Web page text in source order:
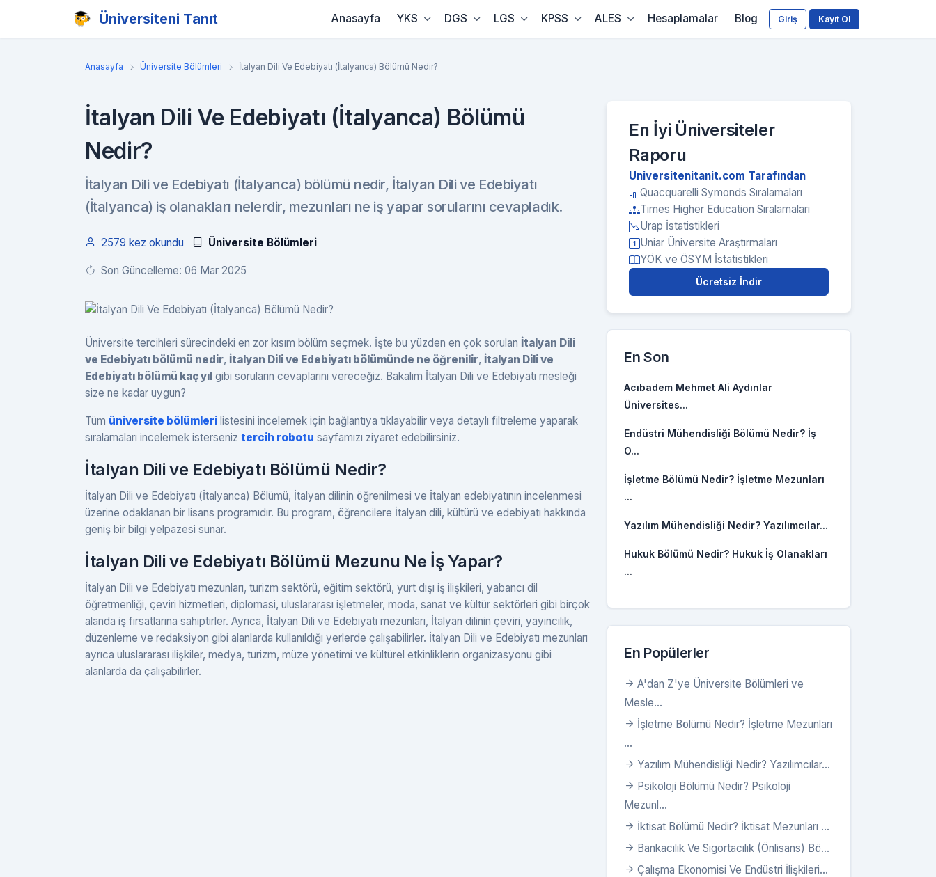
Üniversiteni Tanıt Giriş Kayıt Ol
Anasayfa YKS DGS LGS KPSS ALES Hesaplamalar Blog
Anasayfa Üniversite Bölümleri İtalyan Dili Ve Edebiyatı (İtalyanca) Bölümü Nedir?
İtalyan Dili Ve Edebiyatı (İtalyanca) Bölümü
Nedir?
İtalyan Dili ve Edebiyatı (İtalyanca) bölümü nedir, İtalyan Dili ve Edebiyatı
(İtalyanca) iş olanakları nelerdir, mezunları ne iş yapar sorularını cevapladık.
2579 kez okundu Üniversite Bölümleri
Son Güncelleme: 06 Mar 2025
Üniversite tercihleri sürecindeki en zor kısım bölüm seçmek. İşte bu yüzden en çok sorulan İtalyan Dili
ve Edebiyatı bölümü nedir, İtalyan Dili ve Edebiyatı bölümünde ne öğrenilir, İtalyan Dili ve
Edebiyatı bölümü kaç yıl gibi soruların cevaplarını vereceğiz. Bakalım İtalyan Dili ve Edebiyatı mesleği
size ne kadar uygun?
Tüm üniversite bölümleri listesini incelemek için bağlantıya tıklayabilir veya detaylı filtreleme yaparak
sıralamaları incelemek isterseniz tercih robotu sayfamızı ziyaret edebilirsiniz.
İtalyan Dili ve Edebiyatı Bölümü Nedir?
İtalyan Dili ve Edebiyatı (İtalyanca) Bölümü, İtalyan dilinin öğrenilmesi ve İtalyan edebiyatının incelenmesi
üzerine odaklanan bir lisans programıdır. Bu program, öğrencilere İtalyan dili, kültürü ve edebiyatı hakkında
geniş bir bilgi yelpazesi sunar.
İtalyan Dili ve Edebiyatı Bölümü Mezunu Ne İş Yapar?
İtalyan Dili ve Edebiyatı mezunları, turizm sektörü, eğitim sektörü, yurt dışı iş ilişkileri, yabancı dil
öğretmenliği, çeviri hizmetleri, diplomasi, uluslararası işletmeler, moda, sanat ve kültür sektörleri gibi birçok
alanda iş fırsatlarına sahiptirler. Ayrıca, İtalyan Dili ve Edebiyatı mezunları, İtalyan dilinin çeviri, yayıncılık,
düzenleme ve redaksiyon gibi alanlarda kullanıldığı yerlerde çalışabilirler. İtalyan Dili ve Edebiyatı mezunları
ayrıca uluslararası ilişkiler, medya, turizm, müze yönetimi ve kültürel etkinliklerin organizasyonu gibi
alanlarda da çalışabilirler.
En İyi Üniversiteler
Raporu
Universitenitanit.com Tarafından
Quacquarelli Symonds Sıralamaları
Times Higher Education Sıralamaları
Urap İstatistikleri
Uniar Üniversite Araştırmaları
YÖK ve ÖSYM İstatistikleri
Ücretsiz İndir
En Son
Acıbadem Mehmet Ali Aydınlar
Üniversites...
Endüstri Mühendisliği Bölümü Nedir? İş
O...
İşletme Bölümü Nedir? İşletme Mezunları
...
Yazılım Mühendisliği Nedir? Yazılımcılar...
Hukuk Bölümü Nedir? Hukuk İş Olanakları
...
En Popülerler
A'dan Z'ye Üniversite Bölümleri ve
Mesle...
İşletme Bölümü Nedir? İşletme Mezunları
...
Yazılım Mühendisliği Nedir? Yazılımcılar...
Psikoloji Bölümü Nedir? Psikoloji
Mezunl...
İktisat Bölümü Nedir? İktisat Mezunları ...
Bankacılık Ve Sigortacılık (Önlisans) Bö...
Çalışma Ekonomisi Ve Endüstri İlişkileri...